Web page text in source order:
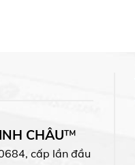
CHÂU™
cấp lần đầu